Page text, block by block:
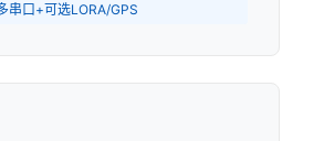
串口+可选LORA/GPS